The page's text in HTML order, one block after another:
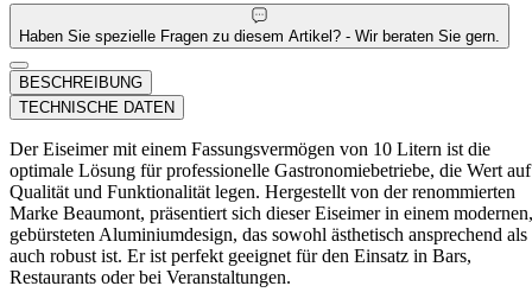
Haben Sie spezielle Fragen zu diesem Artikel? - Wir beraten Sie gern.
BESCHREIBUNG
TECHNISCHE DATEN
Der Eiseimer mit einem Fassungsvermögen von 10 Litern ist die
optimale Lösung für professionelle Gastronomiebetriebe, die Wert auf
Qualität und Funktionalität legen. Hergestellt von der renommierten
Marke Beaumont, präsentiert sich dieser Eiseimer in einem modernen,
gebürsteten Aluminiumdesign, das sowohl ästhetisch ansprechend als
auch robust ist. Er ist perfekt geeignet für den Einsatz in Bars,
Restaurants oder bei Veranstaltungen.